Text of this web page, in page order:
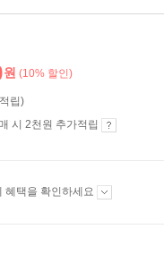
원 (10% 할인)
립)
시 2천원 추가적립
혜택을 확인하세요